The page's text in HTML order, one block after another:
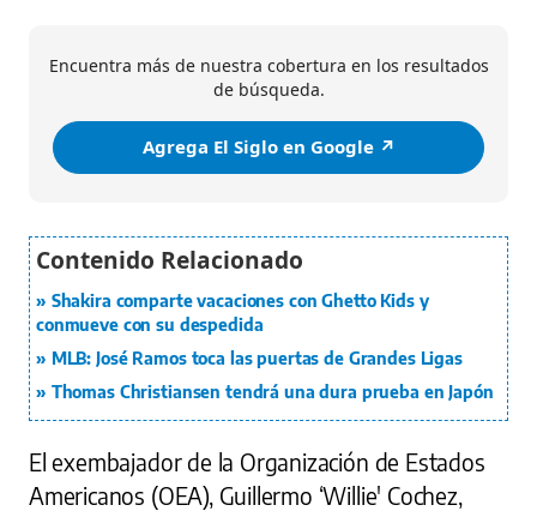
Encuentra más de nuestra cobertura en los resultados
de búsqueda.
Agrega El Siglo en Google ↗️
Shakira comparte vacaciones con Ghetto Kids y
conmueve con su despedida
MLB: José Ramos toca las puertas de Grandes Ligas
Thomas Christiansen tendrá una dura prueba en Japón
El exembajador de la Organización de Estados
Americanos (OEA), Guillermo ‘Willie' Cochez,